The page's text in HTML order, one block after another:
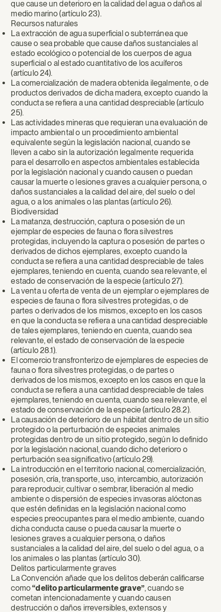
que cause un deterioro en la calidad del agua o daños al
medio marino (artículo 23).
Recursos naturales
La extracción de agua superficial o subterránea que
cause o sea probable que cause daños sustanciales al
estado ecológico o potencial de los cuerpos de agua
superficial o al estado cuantitativo de los acuíferos
(artículo 24).
La comercialización de madera obtenida ilegalmente, o de
productos derivados de dicha madera, excepto cuando la
conducta se refiera a una cantidad despreciable (artículo
25).
Las actividades mineras que requieran una evaluación de
impacto ambiental o un procedimiento ambiental
equivalente según la legislación nacional, cuando se
lleven a cabo sin la autorización legalmente requerida
para el desarrollo en aspectos ambientales establecida
por la legislación nacional y cuando causen o puedan
causar la muerte o lesiones graves a cualquier persona, o
daños sustanciales a la calidad del aire, del suelo o del
agua, o a los animales o las plantas (artículo 26).
Biodiversidad
La matanza, destrucción, captura o posesión de un
ejemplar de especies de fauna o flora silvestres
protegidas, incluyendo la captura o posesión de partes o
derivados de dichos ejemplares, excepto cuando la
conducta se refiera a una cantidad despreciable de tales
ejemplares, teniendo en cuenta, cuando sea relevante, el
estado de conservación de la especie (artículo 27).
La venta u oferta de venta de un ejemplar o ejemplares de
especies de fauna o flora silvestres protegidas, o de
partes o derivados de los mismos, excepto en los casos
en que la conducta se refiera a una cantidad despreciable
de tales ejemplares, teniendo en cuenta, cuando sea
relevante, el estado de conservación de la especie
(artículo 28.1).
El comercio transfronterizo de ejemplares de especies de
fauna o flora silvestres protegidas, o de partes o
derivados de los mismos, excepto en los casos en que la
conducta se refiera a una cantidad despreciable de tales
ejemplares, teniendo en cuenta, cuando sea relevante, el
estado de conservación de la especie (artículo 28.2).
La causación de deterioro de un hábitat dentro de un sitio
protegido o la perturbación de especies animales
protegidas dentro de un sitio protegido, según lo definido
por la legislación nacional, cuando dicho deterioro o
perturbación sea significativo (artículo 29).
La introducción en el territorio nacional, comercialización,
posesión, cría, transporte, uso, intercambio, autorización
para reproducir, cultivar o sembrar, liberación al medio
ambiente o dispersión de especies invasoras alóctonas
que estén definidas en la legislación nacional como
especies preocupantes para el medio ambiente, cuando
dicha conducta cause o pueda causar la muerte o
lesiones graves a cualquier persona, o daños
sustanciales a la calidad del aire, del suelo o del agua, o a
los animales o las plantas (artículo 30).
Delitos particularmente graves
La Convención añade que los delitos deberán calificarse
como“delito particularmente grave”, cuando se
cometan intencionadamente y cuando causen
destrucción o daños irreversibles, extensos y